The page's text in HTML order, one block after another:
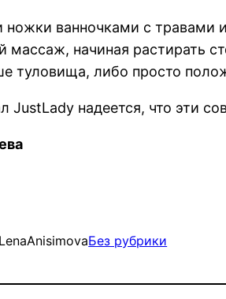
ножки ванночками с травами
массаж, начиная растирать
туловища, либо просто
JustLady надеется, что эти
LenaAnisimovaБез рубрики